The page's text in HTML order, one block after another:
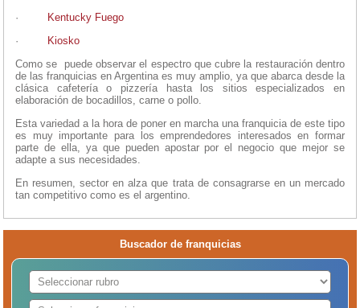
·
Kentucky Fuego
·
Kiosko
Como se puede observar el espectro que cubre la restauración dentro
de las franquicias en Argentina es muy amplio, ya que abarca desde la
clásica cafetería o pizzería hasta los sitios especializados en
elaboración de bocadillos, carne o pollo.
Esta variedad a la hora de poner en marcha una franquicia de este tipo
es muy importante para los emprendedores interesados en formar
parte de ella, ya que pueden apostar por el negocio que mejor se
adapte a sus necesidades.
En resumen, sector en alza que trata de consagrarse en un mercado
tan competitivo como es el argentino.
Buscador de franquicias